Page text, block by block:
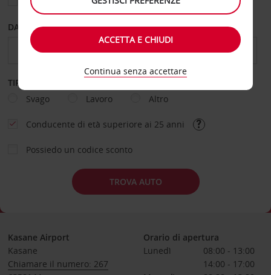
DAL GIORNO AL GIORNO
TIPOLOGIA DI NOLEGGIO
Svago
Lavoro Altro
Conducente di età superiore ai 25 anni
Possiedo un codice sconto
TROVA AUTO
Kasane Airport
Kasane
Chiamare il numero: 267
Orario di apertura
Lunedì
08:00 - 13:00
14:00 - 17:00
ACCETTA E CHIUDI
Continua senza accettare